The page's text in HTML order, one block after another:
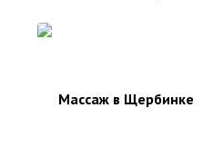
Массаж в Щербинке